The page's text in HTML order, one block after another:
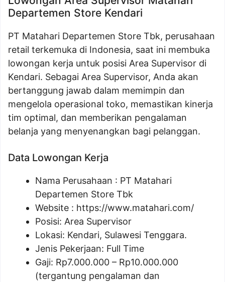
Departemen Store Kendari
PT Matahari Departemen Store Tbk, perusahaan
retail terkemuka di Indonesia, saat ini membuka
lowongan kerja untuk posisi Area Supervisor di
Kendari. Sebagai Area Supervisor, Anda akan
bertanggung jawab dalam memimpin dan
mengelola operasional toko, memastikan kinerja
tim optimal, dan memberikan pengalaman
belanja yang menyenangkan bagi pelanggan.
Data Lowongan Kerja
Nama Perusahaan : PT Matahari
Departemen Store Tbk
Website : https://www.matahari.com/
Posisi: Area Supervisor
Lokasi: Kendari, Sulawesi Tenggara.
Jenis Pekerjaan: Full Time
Gaji: Rp7.000.000 – Rp10.000.000
(tergantung pengalaman dan